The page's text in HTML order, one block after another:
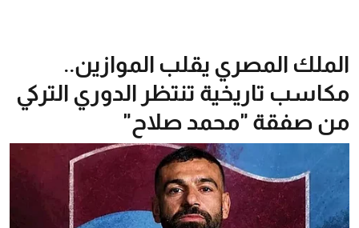
الملك المصري يقلب الموازين..
مكاسب تاريخية تنتظر الدوري التركي
من صفقة "محمد صلاح"